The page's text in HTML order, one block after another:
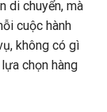
di chuyển, mà
cuộc hành
không có gì
chọn hàng